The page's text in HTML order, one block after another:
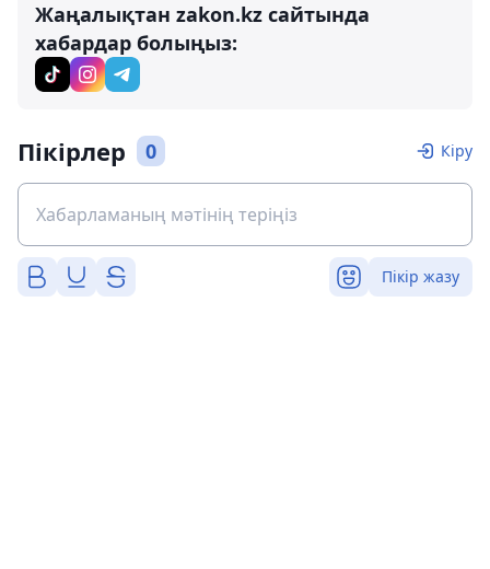
Жаңалықтан zakon.kz сайтында
хабардар болыңыз:
Пікірлер 0 Кіру
Пікір жазу